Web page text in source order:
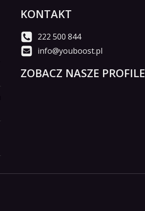
KONTAKT
222 500 844
info@youboost.pl
ZOBACZ NASZE PROFILE